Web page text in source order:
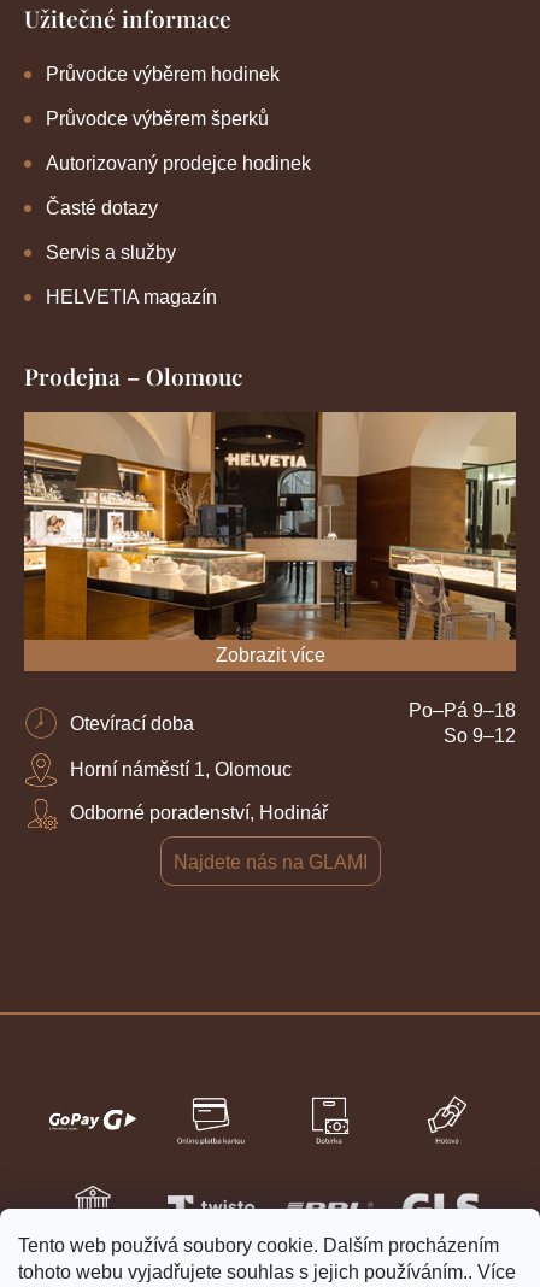
Tento web používá soubory cookie. Dalším procházením
tohoto webu vyjadřujete souhlas s jejich používáním.. Více
Užitečné informace
Průvodce výběrem hodinek
Průvodce výběrem šperků
Autorizovaný prodejce hodinek
Časté dotazy
Servis a služby
HELVETIA magazín
Prodejna – Olomouc
Zobrazit více
Otevírací doba
Po–Pá 9–18
So 9–12
Horní náměstí 1, Olomouc
Odborné poradenství, Hodinář
Najdete nás na GLAMI